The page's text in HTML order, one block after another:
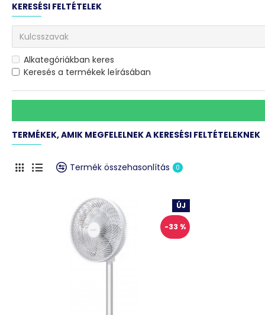
KERESÉSI FELTÉTELEK
Alkategóriákban keres
Keresés a termékek leírásában
TERMÉKEK, AMIK MEGFELELNEK A KERESÉSI FELTÉTELEKNEK
Termék összehasonlítás 0
ÚJ
-33 %